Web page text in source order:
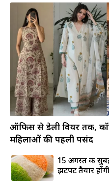
ऑफिस से डेली वियर तक,
महिलाओं की पहली पसंद
15 अगस्त की
झटपट तैयार